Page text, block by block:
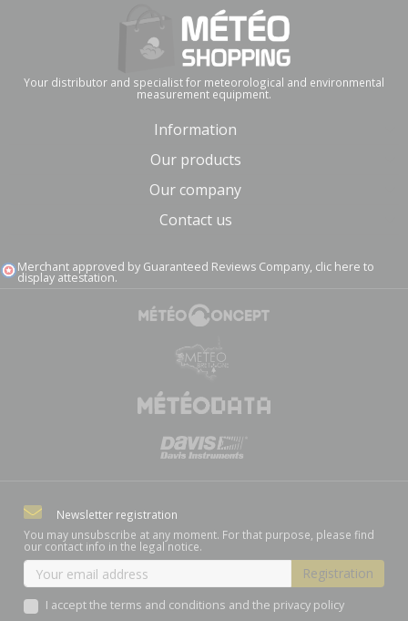
Your distributor and specialist for meteorological and environmental
measurement equipment.
Information
Our products
Our company
Contact us
Merchant approved by Guaranteed Reviews Company, clic here to
display attestation.
Newsletter registration
You may unsubscribe at any moment. For that purpose, please find
our contact info in the legal notice.
I accept the terms and conditions and the privacy policy